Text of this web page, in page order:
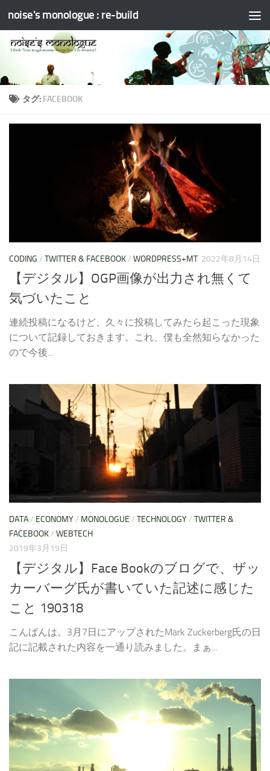
コンテンツへスキップ
noise's monologue : re-build
タグ: FACEBOOK
CODING / TWITTER & FACEBOOK/ WORDPRESS+MT 2022年8月14日
【デジタル】OGP画像が出力され無くて
気づいたこと
連続投稿になるけど、久々に投稿してみたら起こった現象
について記録しておきます。これ、僕も全然知らなかった
ので今後...
DATA/ ECONOMY/ MONOLOGUE / TECHNOLOGY/ TWITTER &
FACEBOOK/ WEBTECH
2019年3月19日
【デジタル】Face Bookのブログで、ザッ
カーバーグ氏が書いていた記述に感じた
こと 190318
こんばんは。3月7日にアップされたMark Zuckerberg氏の日
記に記載された内容を一通り読みました。まぁ...